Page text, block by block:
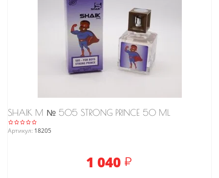
SHAIK M № 505 STRONG PRINCE 50 ML
Артикул: 18205
1 040